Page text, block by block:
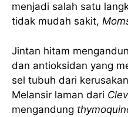
menjadi salah satu
tidak mudah sakit,
Jintan hitam
dan antioksidan yang
sel tubuh dari
Melansir laman dari
mengandung